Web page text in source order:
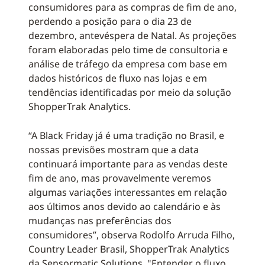
consumidores para as compras de fim de ano,
perdendo a posição para o dia 23 de
dezembro, antevéspera de Natal. As projeções
foram elaboradas pelo time de consultoria e
análise de tráfego da empresa com base em
dados históricos de fluxo nas lojas e em
tendências identificadas por meio da solução
ShopperTrak Analytics.
“A Black Friday já é uma tradição no Brasil, e
nossas previsões mostram que a data
continuará importante para as vendas deste
fim de ano, mas provavelmente veremos
algumas variações interessantes em relação
aos últimos anos devido ao calendário e às
mudanças nas preferências dos
consumidores”, observa Rodolfo Arruda Filho,
Country Leader Brasil, ShopperTrak Analytics